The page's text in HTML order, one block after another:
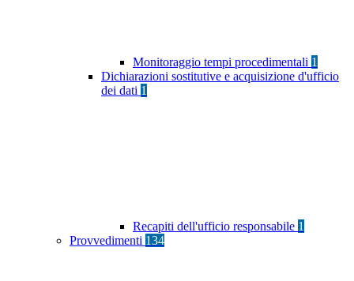
Monitoraggio tempi procedimentali 1
Dichiarazioni sostitutive e acquisizione d'ufficio
dei dati 1
Recapiti dell'ufficio responsabile 1
Provvedimenti 134